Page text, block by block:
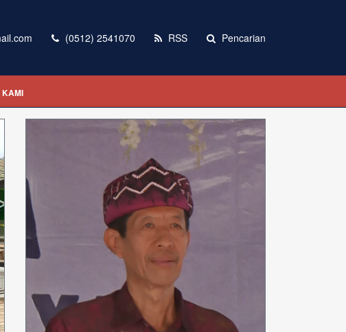
(0512) 2541070 RSS Pencarian
KAMI